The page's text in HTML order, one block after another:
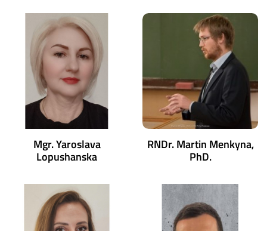
Mgr. Yaroslava
Lopushanska
RNDr. Martin Menkyna,
PhD.